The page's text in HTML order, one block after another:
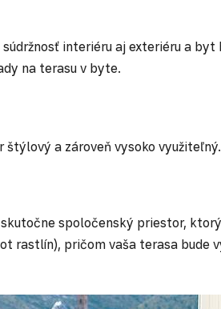
interiéru aj exteriéru a
na terasu v byte.
a zároveň vysoko využiteľný.
spoločenský priestor,
pričom vaša terasa bude